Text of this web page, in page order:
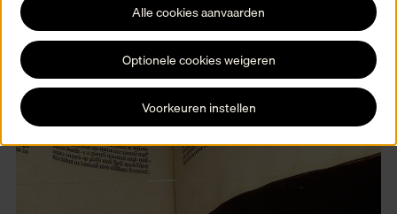
Alle cookies aanvaarden
Optionele cookies weigeren
Voorkeuren instellen